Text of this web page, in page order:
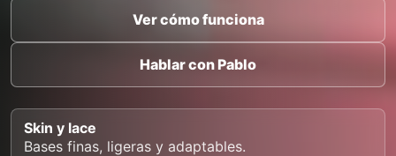
Ver cómo funciona
Hablar con Pablo
Skin y lace
Bases finas, ligeras y adaptables.